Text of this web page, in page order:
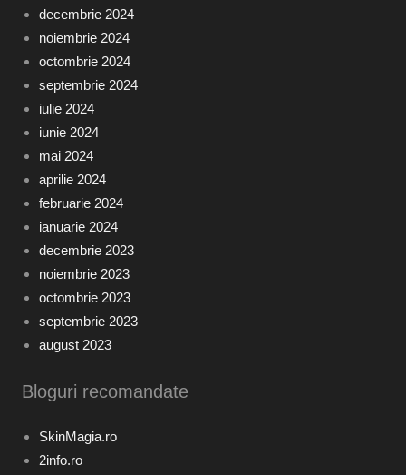
decembrie 2024
noiembrie 2024
octombrie 2024
septembrie 2024
iulie 2024
iunie 2024
mai 2024
aprilie 2024
februarie 2024
ianuarie 2024
decembrie 2023
noiembrie 2023
octombrie 2023
septembrie 2023
august 2023
Bloguri recomandate
SkinMagia.ro
2info.ro